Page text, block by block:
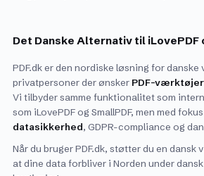
Det Danske Alternativ til iLovePDF
PDF.dk er den nordiske løsning for danske
privatpersoner der ønsker PDF-
Vi tilbyder samme funktionalitet som
som iLovePDF og SmallPDF, men med
datasikkerhed, GDPR-compliance og
Når du bruger PDF.dk, støtter du en dansk
at dine data forbliver i Norden under